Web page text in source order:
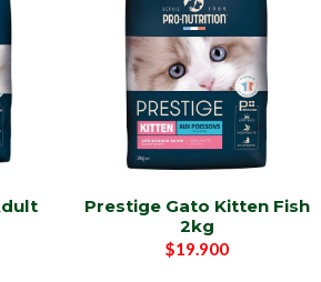
Prestige Gato Kitten Fish
2kg
$19.900